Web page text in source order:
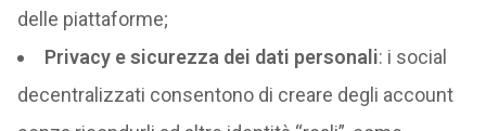
delle piattaforme;
Privacy e sicurezza dei dati personali: i social
decentralizzati consentono di creare degli account